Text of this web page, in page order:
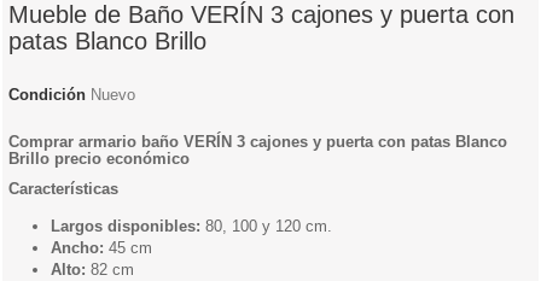
Mueble de Baño VERÍN 3 cajones y puerta con
patas Blanco Brillo
Condición Nuevo
Comprar armario baño VERÍN 3 cajones y puerta con patas Blanco
Brillo precio económico
Características
Largos disponibles: 80, 100 y 120 cm.
Ancho: 45 cm
Alto: 82 cm